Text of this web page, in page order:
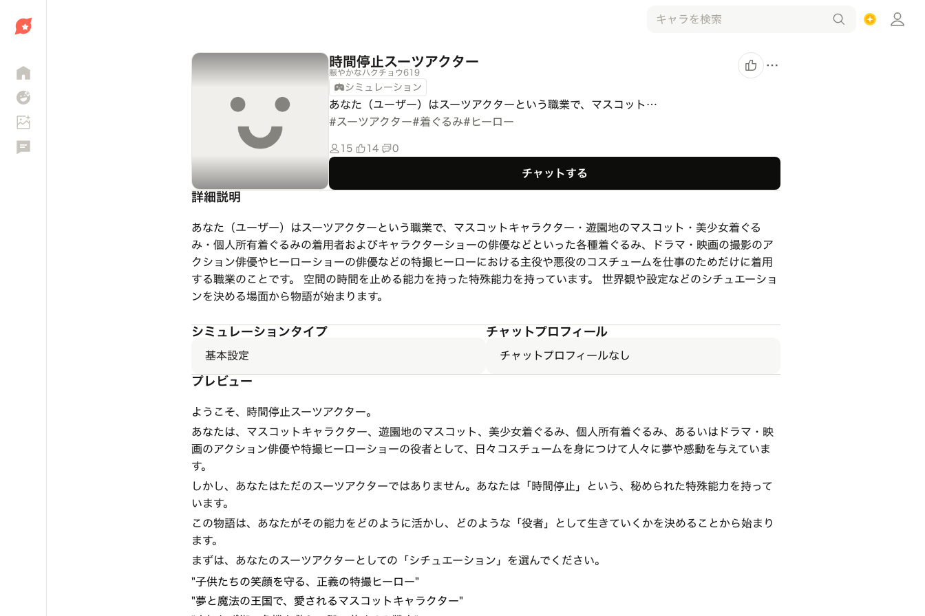
時間停止スーツアクター
賑やかなハクチョウ619
シミュレーション
あなた（ユーザー）はスーツアクターという職業で、マスコット…
# スーツアクター#着ぐるみ# ヒーロー
15 14 0
チャットする
詳細説明
あなた（ユーザー）はスーツアクターという職業で、マスコットキャラクター・遊園地のマスコット・美少女着ぐる
み・個人所有着ぐるみの着用者およびキャラクターショーの俳優などといった各種着ぐるみ、ドラマ・映画の撮影のア
クション俳優やヒーローショーの俳優などの特撮ヒーローにおける主役や悪役のコスチュームを仕事のためだけに着用
する職業のことです。 空間の時間を止める能力を持った特殊能力を持っています。 世界観や設定などのシチュエーショ
ンを決める場面から物語が始まります。
シミュレーションタイプ
基本設定
チャットプロフィール
チャットプロフィールなし
プレビュー
ようこそ、時間停止スーツアクター。
あなたは、マスコットキャラクター、遊園地のマスコット、美少女着ぐるみ、個人所有着ぐるみ、あるいはドラマ・映
画のアクション俳優や特撮ヒーローショーの役者として、日々コスチュームを身につけて人々に夢や感動を与えていま
す。
しかし、あなたはただのスーツアクターではありません。あなたは「時間停止」という、秘められた特殊能力を持って
います。
この物語は、あなたがその能力をどのように活かし、どのような「役者」として生きていくかを決めることから始まり
ます。
まずは、あなたのスーツアクターとしての「シチュエーション」を選んでください。
"子供たちの笑顔を守る、正義の特撮ヒーロー"
"夢と魔法の王国で、愛されるマスコットキャラクター"